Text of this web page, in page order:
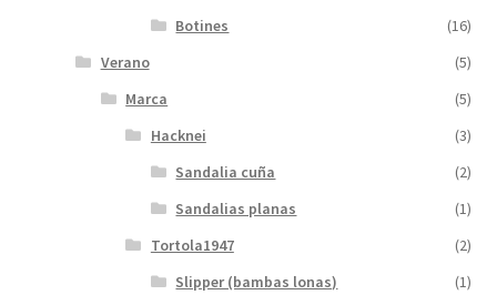
Botines
(16)
Verano
(5)
Marca
(5)
Hacknei
(3)
Sandalia cuña
(2)
Sandalias planas
(1)
Tortola1947
(2)
Slipper (bambas lonas)
(1)